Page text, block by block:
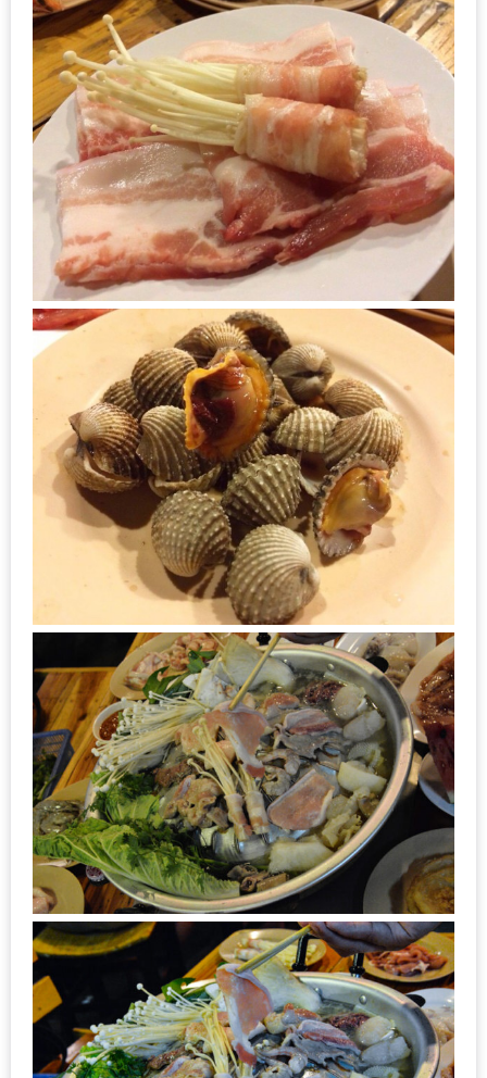
ทุก
คน
ต้อง
มา
พบ
สินค้า
เรื่อง
บ้าน
คุ้ม
ครบ
จบ
เดียว
HOMEPRO
FAIR
2017
เชียงใหม่
จัด
เต็ม
แผนที่
ร้าน
หมู
กระทะ
ทั่ว
เชียงใหม่
งบ
ไม่
บาน
ปลาย
อิ่ม
ไม่
เกิน